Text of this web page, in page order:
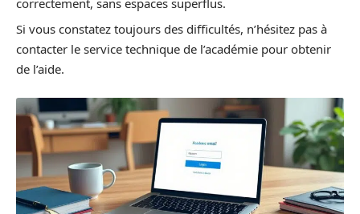
Si vous constatez toujours des difficultés, n’hésitez pas à
contacter le service technique de l’académie pour obtenir
de l’aide.